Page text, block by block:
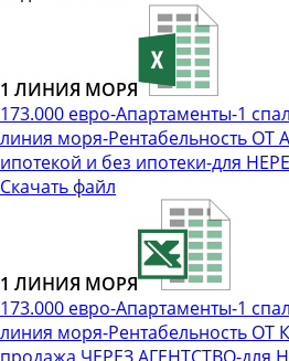
1 ЛИНИЯ МОРЯ
173.000 евро-Апартаменты-1
линия моря-Рентабельность ОТ
ипотекой и без ипотеки-для
Скачать файл
1 ЛИНИЯ МОРЯ
173.000 евро-Апартаменты-1
линия моря-Рентабельность